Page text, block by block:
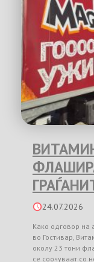
24.07.2026
Како одговор на
во Гостивар,
околу 23 тони
се соочуваат со